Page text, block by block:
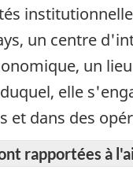
un centre
un
elle
et dans des
rapportées à